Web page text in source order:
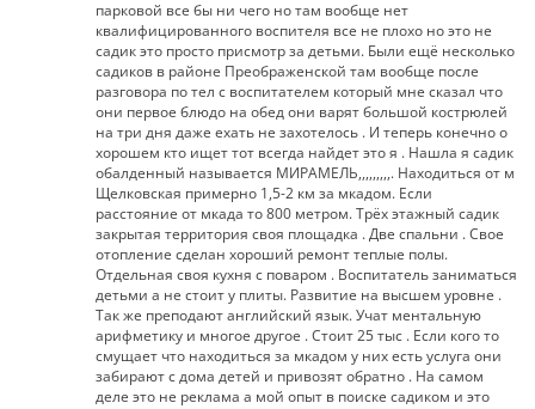
парковой все бы ни чего но там вообще нет
квалифицированного воспителя все не плохо но это не
садик это просто присмотр за детьми. Были ещё несколько
садиков в районе Преображенской там вообще после
разговора по тел с воспитателем который мне сказал что
они первое блюдо на обед они варят большой кострюлей
на три дня даже ехать не захотелось . И теперь конечно о
хорошем кто ищет тот всегда найдет это я . Нашла я садик
обалденный называется МИРАМЕЛЬ,,,,,,,,,. Находиться от м
Щелковская примерно 1,5-2 км за мкадом. Если
расстояние от мкада то 800 метром. Трёх этажный садик
закрытая территория своя площадка . Две спальни . Свое
отопление сделан хороший ремонт теплые полы.
Отдельная своя кухня с поваром . Воспитатель заниматься
детьми а не стоит у плиты. Развитие на высшем уровне .
Так же преподают английский язык. Учат ментальную
арифметику и многое другое . Стоит 25 тыс . Если кого то
смущает что находиться за мкадом у них есть услуга они
забирают с дома детей и привозят обратно . На самом
деле это не реклама а мой опыт в поиске садиком и это